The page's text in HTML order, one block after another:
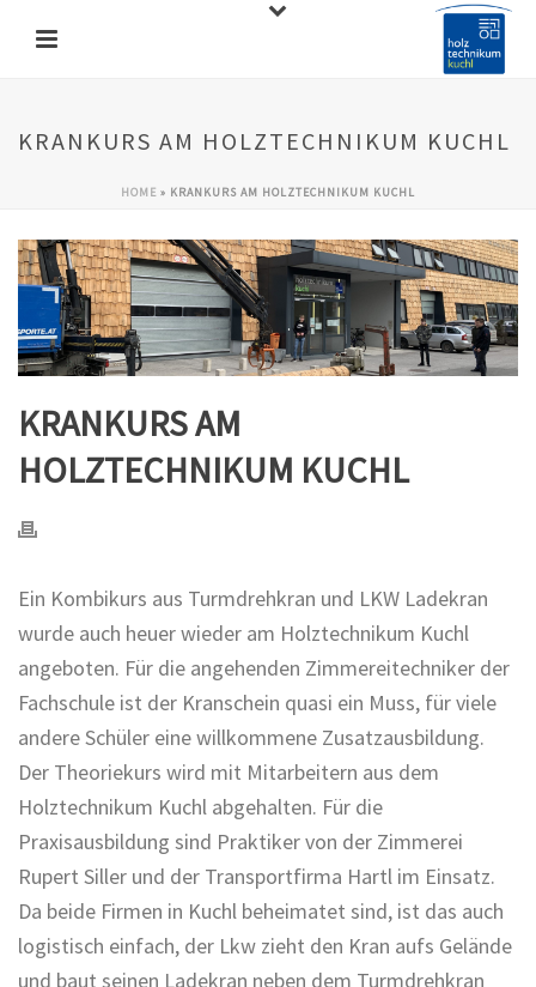
KRANKURS AM HOLZTECHNIKUM KUCHL
HOME » KRANKURS AM HOLZTECHNIKUM KUCHL
KRANKURS AM
HOLZTECHNIKUM KUCHL
Ein Kombikurs aus Turmdrehkran und LKW Ladekran
wurde auch heuer wieder am Holztechnikum Kuchl
angeboten. Für die angehenden Zimmereitechniker der
Fachschule ist der Kranschein quasi ein Muss, für viele
andere Schüler eine willkommene Zusatzausbildung.
Der Theoriekurs wird mit Mitarbeitern aus dem
Holztechnikum Kuchl abgehalten. Für die
Praxisausbildung sind Praktiker von der Zimmerei
Rupert Siller und der Transportfirma Hartl im Einsatz.
Da beide Firmen in Kuchl beheimatet sind, ist das auch
logistisch einfach, der Lkw zieht den Kran aufs Gelände
und baut seinen Ladekran neben dem Turmdrehkran